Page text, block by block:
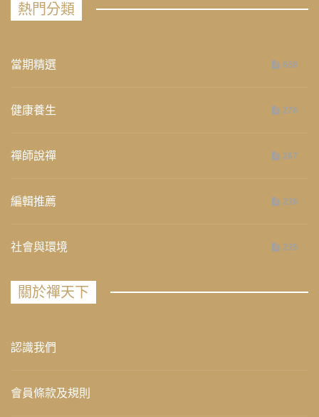
熱門分類
當期精選 658
健康養生 276
禪師說禪 267
編輯推薦 236
社會與環境 235
關於禪天下
認識我們
會員條款及規則